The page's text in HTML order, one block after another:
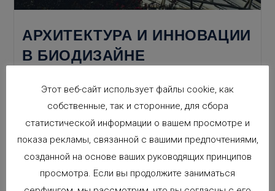
АРХИТЕКТУРА И ИННОВАЦИИ
В БИОДИЗАЙНЕ
простой функциональности и эстетики, все больше
интегрируясь с принципами, способствующими
здоровью, благополучию и устойчивому развитию.
Одним из таких новых и революционных направлений
Этот веб-сайт использует файлы cookie, как
собственные, так и сторонние, для сбора
статистической информации о вашем просмотре и
показа рекламы, связанной с вашими предпочтениями,
созданной на основе ваших руководящих принципов
просмотра. Если вы продолжите заниматься